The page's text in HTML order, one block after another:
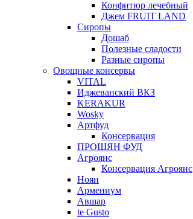
Конфитюр лечебный
Джем FRUIT LAND
Сиропы
Дошаб
Полезные сладости
Разные сиропы
Овощные консервы
VITAL
Иджеванский ВКЗ
KERAKUR
Wosky
Артфуд
Консервация
ПРОШЯН ФУД
Агроянс
Консервация Агроянс
Ноян
Армениум
Авшар
te Gusto